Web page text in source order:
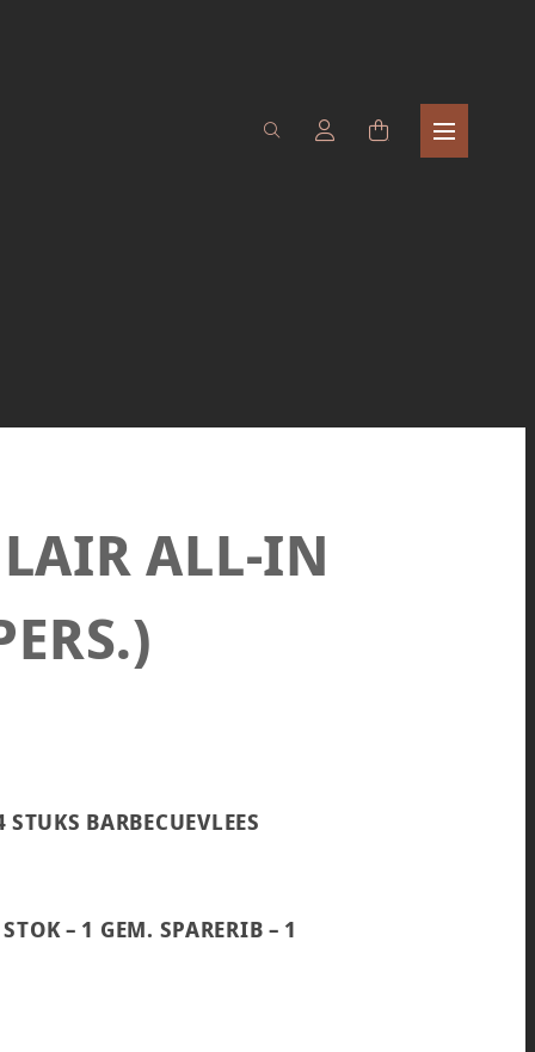
ALL-IN
BARBECUEVLEES
– 1 GEM. SPARERIB – 1